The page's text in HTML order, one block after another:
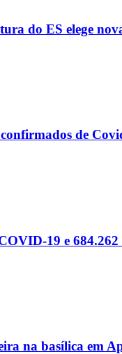
do ES elege
de
19 e
na basílica em